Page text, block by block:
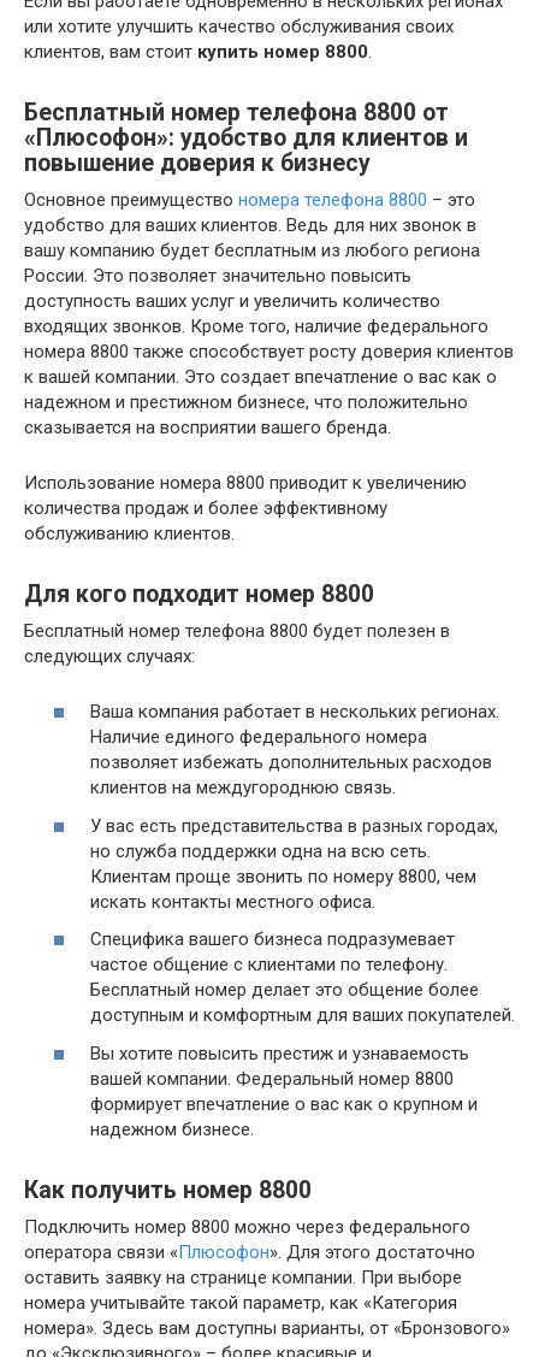
или хотите улучшить качество обслуживания своих
клиентов, вам стоит купить номер 8800
Бесплатный номер телефона 8800 от
«Плюсофон»: удобство для клиентов и
повышение доверия к бизнесу
Основное преимущество номера телефона 8800 – это
удобство для ваших клиентов. Ведь для них звонок в
вашу компанию будет бесплатным из любого региона
России. Это позволяет значительно повысить
доступность ваших услуг и увеличить количество
входящих звонков. Кроме того, наличие федерального
номера 8800 также способствует росту доверия клиентов
к вашей компании. Это создает впечатление о вас как о
надежном и престижном бизнесе, что положительно
сказывается на восприятии вашего бренда.
Использование номера 8800 приводит к увеличению
количества продаж и более эффективному
обслуживанию клиентов.
Для кого подходит номер 8800
Бесплатный номер телефона 8800 будет полезен в
следующих случаях:
Ваша компания работает в нескольких регионах.
Наличие единого федерального номера
позволяет избежать дополнительных расходов
клиентов на междугороднюю связь.
У вас есть представительства в разных городах,
но служба поддержки одна на всю сеть.
Клиентам проще звонить по номеру 8800, чем
искать контакты местного офиса.
Специфика вашего бизнеса подразумевает
частое общение с клиентами по телефону.
Бесплатный номер делает это общение более
доступным и комфортным для ваших покупателей.
Вы хотите повысить престиж и узнаваемость
вашей компании. Федеральный номер 8800
формирует впечатление о вас как о крупном и
надежном бизнесе.
Как получить номер 8800
Подключить номер 8800 можно через федерального
оператора связи «Плюсофон». Для этого достаточно
оставить заявку на странице компании. При выборе
номера учитывайте такой параметр, как «Категория
номера». Здесь вам доступны варианты, от «Бронзового»